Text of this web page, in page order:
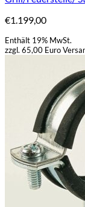
€1.199,00
Enthält 19% MwSt.
zzgl. 65,00 Euro